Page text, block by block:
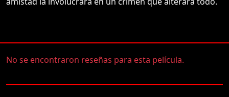
No se encontraron reseñas para esta película.